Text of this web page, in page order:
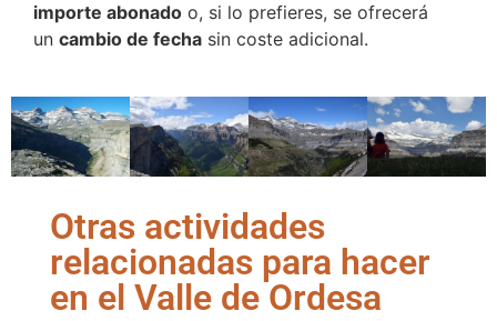
importe abonado o, si lo prefieres, se ofrecerá
un cambio de fecha sin coste adicional.
Otras actividades
relacionadas para hacer
en el Valle de Ordesa